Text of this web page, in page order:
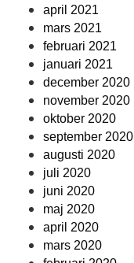
april 2021
mars 2021
februari 2021
januari 2021
december 2020
november 2020
oktober 2020
september 2020
augusti 2020
juli 2020
juni 2020
maj 2020
april 2020
mars 2020